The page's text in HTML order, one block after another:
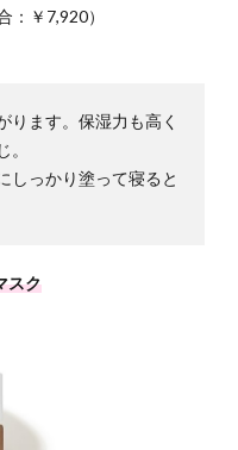
￥7,920）
ります。保湿力も高く
しっかり塗って寝ると
スク